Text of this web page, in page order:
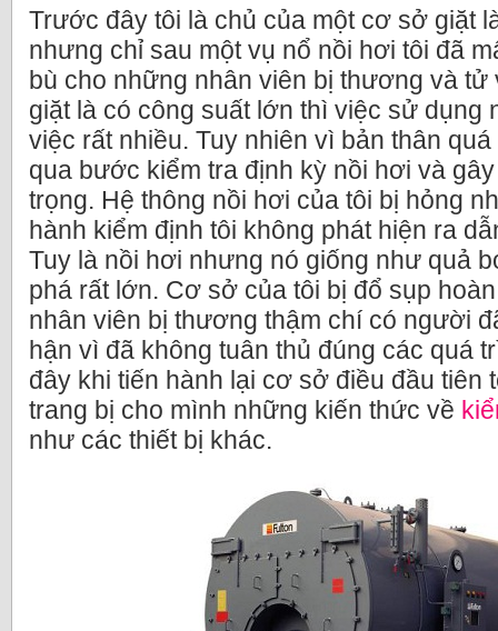
Trước đây tôi là chủ của một cơ sở giặt
nhưng chỉ sau một vụ nổ nồi hơi tôi đã
bù cho những nhân viên bị thương và
giặt là có công suất lớn thì việc sử dụng
việc rất nhiều. Tuy nhiên vì bản thân
qua bước kiểm tra định kỳ nồi hơi và
trọng. Hệ thông nồi hơi của tôi bị hỏng
hành kiểm định tôi không phát hiện ra
Tuy là nồi hơi nhưng nó giống như quả
phá rất lớn. Cơ sở của tôi bị đổ sụp
nhân viên bị thương thậm chí có người
hận vì đã không tuân thủ đúng các quá
đây khi tiến hành lại cơ sở điều đầu tiên
trang bị cho mình những kiến thức về
như các thiết bị khác.